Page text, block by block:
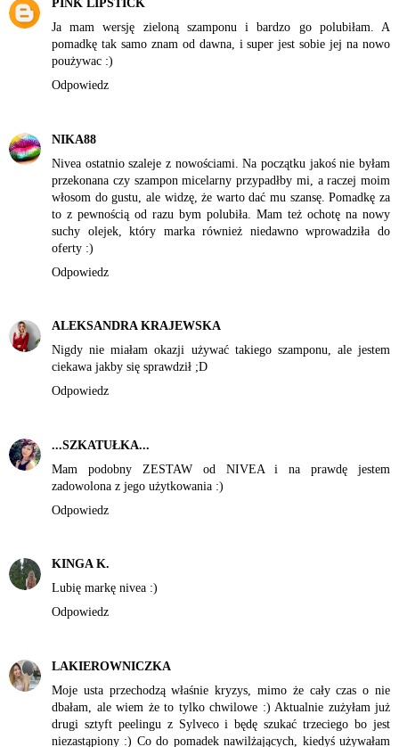
PINK LIPSTICK
Ja mam wersję zieloną szamponu i bardzo go polubiłam. A
pomadkę tak samo znam od dawna, i super jest sobie jej na nowo
poużywac :)
Odpowiedz
NIKA88
Nivea ostatnio szaleje z nowościami. Na początku jakoś nie byłam
przekonana czy szampon micelarny przypadłby mi, a raczej moim
włosom do gustu, ale widzę, że warto dać mu szansę. Pomadkę za
to z pewnością od razu bym polubiła. Mam też ochotę na nowy
suchy olejek, który marka również niedawno wprowadziła do
oferty :)
Odpowiedz
ALEKSANDRA KRAJEWSKA
Nigdy nie miałam okazji używać takiego szamponu, ale jestem
ciekawa jakby się sprawdził ;D
Odpowiedz
...SZKATUŁKA...
Mam podobny ZESTAW od NIVEA i na prawdę jestem
zadowolona z jego użytkowania :)
Odpowiedz
KINGA K.
Lubię markę nivea :)
Odpowiedz
LAKIEROWNICZKA
Moje usta przechodzą właśnie kryzys, mimo że cały czas o nie
dbałam, ale wiem że to tylko chwilowe :) Aktualnie zużyłam już
drugi sztyft peelingu z Sylveco i będę szukać trzeciego bo jest
niezastąpiony :) Co do pomadek nawilżających, kiedyś używałam